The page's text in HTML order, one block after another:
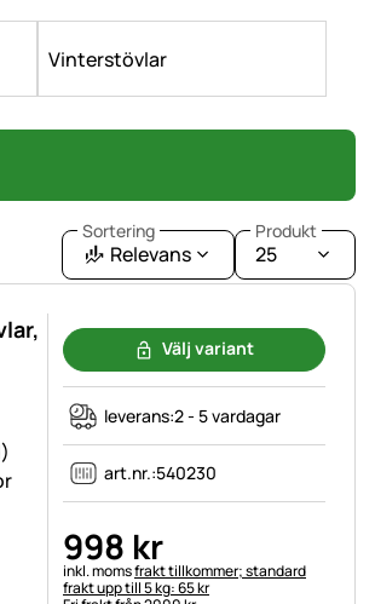
Vinterstövlar
Sortering
Relevans
Produkt
25
Välj variant
leverans:2 - 5 vardagar
art.nr.:540230
998 kr
Skatteinformation:
inkl. momsfrakt tillkommer; standard
frakt upp till 5 kg: 65 kr